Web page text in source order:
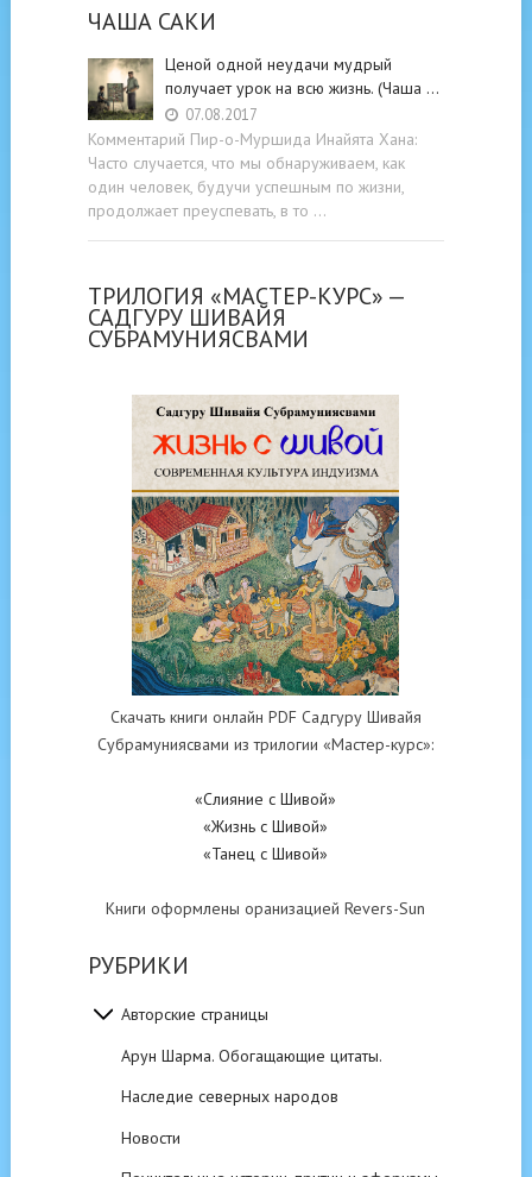
ЧАША САКИ
Ценой одной неудачи мудрый
получает урок на всю жизнь. (Чаша …
07.08.2017
Комментарий Пир-о-Муршида Инайята Хана:
Часто случается, что мы обнаруживаем, как
один человек, будучи успешным по жизни,
продолжает преуспевать, в то …
ТРИЛОГИЯ «МАСТЕР-КУРС» —
САДГУРУ ШИВАЙЯ
СУБРАМУНИЯСВАМИ
Скачать книги онлайн PDF Садгуру Шивайя
Субрамуниясвами из трилогии «Мастер-курс»:
«Слияние с Шивой»
«Жизнь с Шивой»
«Танец с Шивой»
Книги оформлены оранизацией Revers-Sun
РУБРИКИ
Авторские страницы
Арун Шарма. Обогащающие цитаты.
Наследие северных народов
Новости